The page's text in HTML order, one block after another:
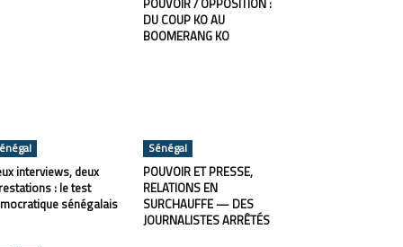
POUVOIR / OPPOSITION :
DU COUP KO AU
BOOMERANG KO
interviews, deux
: le test
sénégalais
Sénégal
POUVOIR ET PRESSE,
RELATIONS EN
SURCHAUFFE — DES
JOURNALISTES ARRÊTÉS